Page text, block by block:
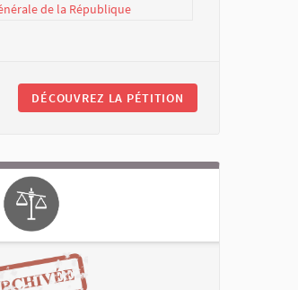
de la République
DÉCOUVREZ LA PÉTITION